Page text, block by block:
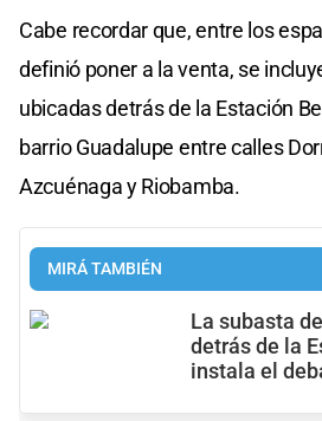
Cabe recordar que, entre los
definió poner a la venta, se
ubicadas detrás de la Estación
barrio Guadalupe entre calles
Azcuénaga y Riobamba.
MIRÁ TAMBIÉN
La subasta
detrás de la
instala el